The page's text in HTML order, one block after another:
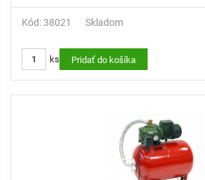
Kód: 38021 Skladom
ks Pridať do košíka